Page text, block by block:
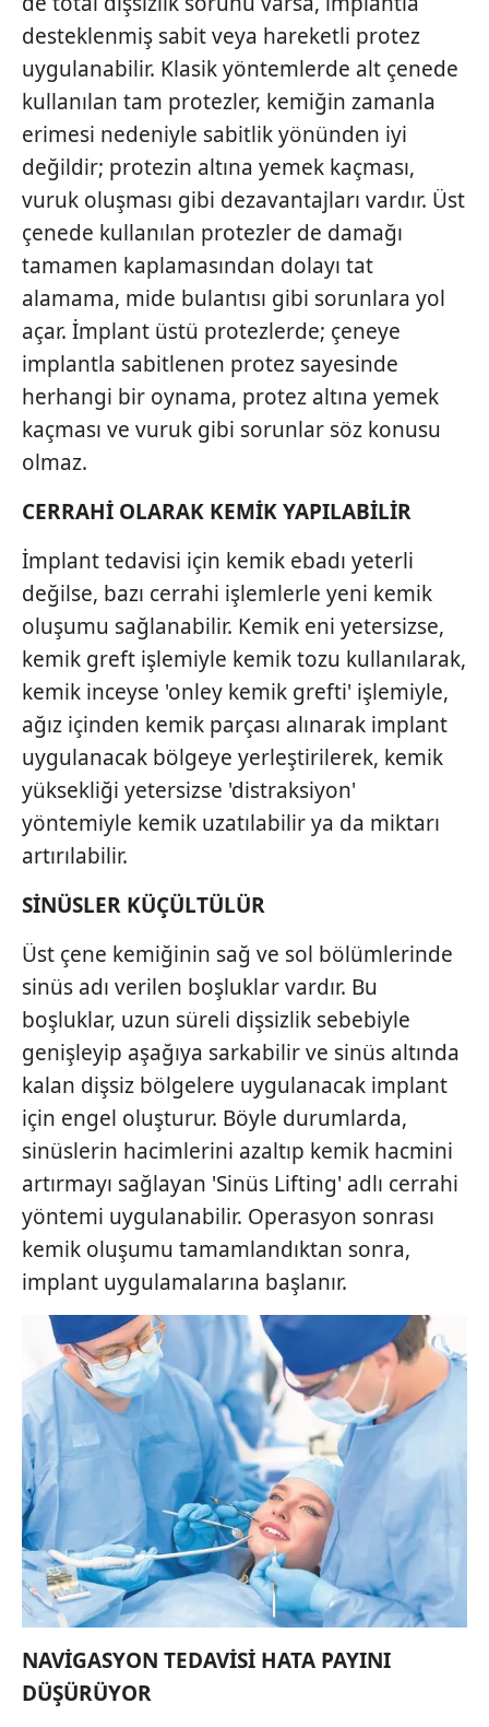
Sizlere daha iyi bir hizmet sunabilmek için İnternet
Sitemizde kendimize ve üçüncü kişilere ait çerezler
kullanılmaktadır. Bu çerezler vasıtasıyla çeşitli kişisel
verileriniz işlenmekte olup gerekli olan çerezler bilgi
toplumu hizmetlerinin sunulması amacıyla
kullanılmaktadır. Diğer çerezler, sitemizin daha işlevsel
kılınması ve kişiselleştirilmesi ve sizlere yönelik
reklam/pazarlama faaliyetlerinin yapılması, amaçlarıyla
sınırlı olarak açık rızanız dahilinde kullanılacaktır.
Çerezlere ilişkin tercihlerinizi aşağıda yer alan panel
vasıtasıyla belirleyebilirsiniz. Çerezlere ilişkin detaylı bilgi
için Ayarlar butonuna tıklayabilir, Çerez Bilgilendirme
Metnimizi
ziyaret edebilirsiniz.
6698 sayılı Kişisel Verilerin Korunması Kanunu uyarınca
hazırlanmış Aydınlatma Metnimizi okumak ve sitemizde
almak için lütfentıklayınız.
desteklenmiş sabit veya hareketli protez
uygulanabilir. Klasik yöntemlerde alt çenede
kullanılan tam protezler, kemiğin zamanla
erimesi nedeniyle sabitlik yönünden iyi
değildir; protezin altına yemek kaçması,
vuruk oluşması gibi dezavantajları vardır. Üst
çenede kullanılan protezler de damağı
tamamen kaplamasından dolayı tat
alamama, mide bulantısı gibi sorunlara yol
açar. İmplant üstü protezlerde; çeneye
implantla sabitlenen protez sayesinde
herhangi bir oynama, protez altına yemek
kaçması ve vuruk gibi sorunlar söz konusu
olmaz.
CERRAHİ OLARAK KEMİK YAPILABİLİR
İmplant tedavisi için kemik ebadı yeterli
değilse, bazı cerrahi işlemlerle yeni kemik
oluşumu sağlanabilir. Kemik eni yetersizse,
kemik greft işlemiyle kemik tozu kullanılarak,
kemik inceyse 'onley kemik grefti' işlemiyle,
ağız içinden kemik parçası alınarak implant
uygulanacak bölgeye yerleştirilerek, kemik
yüksekliği yetersizse 'distraksiyon'
yöntemiyle kemik uzatılabilir ya da miktarı
artırılabilir.
SİNÜSLER KÜÇÜLTÜLÜR
Üst çene kemiğinin sağ ve sol bölümlerinde
sinüs adı verilen boşluklar vardır. Bu
boşluklar, uzun süreli dişsizlik sebebiyle
genişleyip aşağıya sarkabilir ve sinüs altında
kalan dişsiz bölgelere uygulanacak implant
için engel oluşturur. Böyle durumlarda,
sinüslerin hacimlerini azaltıp kemik hacmini
artırmayı sağlayan 'Sinüs Lifting' adlı cerrahi
yöntemi uygulanabilir. Operasyon sonrası
kemik oluşumu tamamlandıktan sonra,
implant uygulamalarına başlanır.
NAVİGASYON TEDAVİSİ HATA PAYINI
DÜŞÜRÜYOR